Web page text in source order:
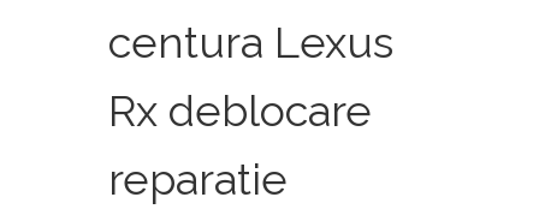
centura Lexus
Rx deblocare
reparatie